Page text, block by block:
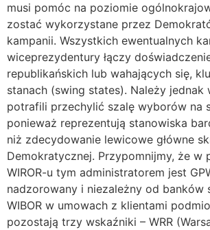
musi pomóc na poziomie
zostać wykorzystane przez
kampanii. Wszystkich ewentualnych
wiceprezydentury łączy
republikańskich lub wahających się,
stanach (swing states). Należy jednak
potrafili przechylić szalę wyborów na
ponieważ reprezentują stanowiska
niż zdecydowanie lewicowe główne
Demokratycznej. Przypomnijmy, że w
WIROR-u tym administratorem jest
nadzorowany i niezależny od banków
WIBOR w umowach z klientami
pozostają trzy wskaźniki – WRR